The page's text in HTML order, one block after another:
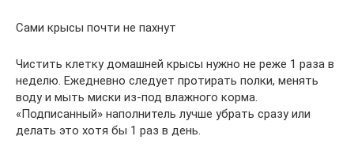
Сами крысы почти не пахнут
Чистить клетку домашней крысы нужно не реже 1 раза в
неделю. Ежедневно следует протирать полки, менять
воду и мыть миски из-под влажного корма.
«Подписанный» наполнитель лучше убрать сразу или
делать это хотя бы 1 раз в день.